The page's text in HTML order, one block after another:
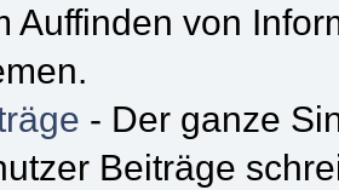
Auffinden von
- Der ganze
Beiträge